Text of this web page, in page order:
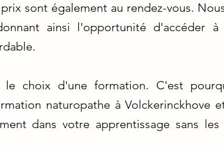
sont également au rendez-vous.
ainsi l'opportunité d'accéder à
choix d'une formation. C'est
naturopathe à Volckerinckhove
dans votre apprentissage sans